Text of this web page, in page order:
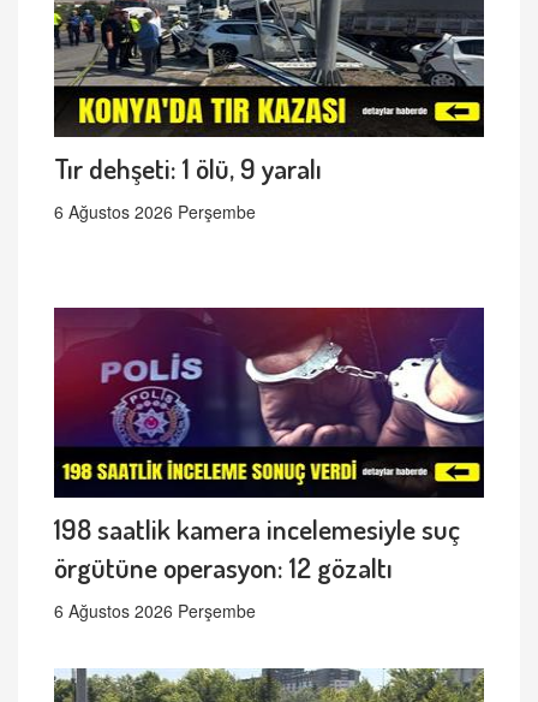
Tır dehşeti: 1 ölü, 9 yaralı
6 Ağustos 2026 Perşembe
198 saatlik kamera incelemesiyle suç
örgütüne operasyon: 12 gözaltı
6 Ağustos 2026 Perşembe